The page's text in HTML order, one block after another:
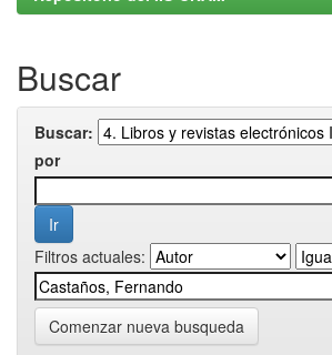
Buscar
Buscar:
por
Filtros actuales:
Comenzar nueva busqueda